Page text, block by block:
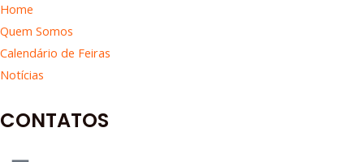
Home
Quem Somos
Calendário de Feiras
Notícias
CONTATOS